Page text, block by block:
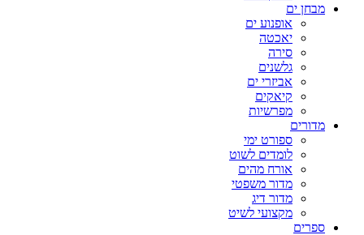
מבחן ים
אופנוע ים
יאכטה
סירה
גלשנים
אביזרי ים
קיאקים
מפרשיות
מדורים
ספורט ימי
לומדים לשוט
אורח מהים
מדור משפטי
מדור דיג
מקצועי לשיט
ספרים